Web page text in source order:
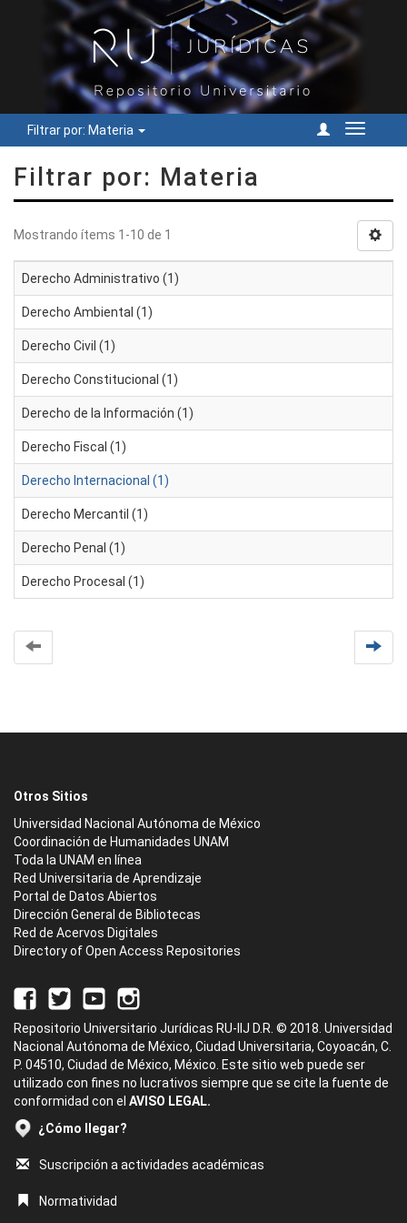
Filtrar por: Materia
Cambiar
Filtrar por: Materia
Mostrando ítems 1-10 de 1
Derecho Administrativo (1)
Derecho Ambiental (1)
Derecho Civil (1)
Derecho Constitucional (1)
Derecho de la Información (1)
Derecho Fiscal (1)
Derecho Internacional (1)
Derecho Mercantil (1)
Derecho Penal (1)
Derecho Procesal (1)
Otros Sitios
Universidad Nacional Autónoma de México
Coordinación de Humanidades UNAM
Toda la UNAM en línea
Red Universitaria de Aprendizaje
Portal de Datos Abiertos
Dirección General de Bibliotecas
Red de Acervos Digitales
Directory of Open Access Repositories
Repositorio Universitario Jurídicas RU-IIJ D.R. © 2018. Universidad
Nacional Autónoma de México, Ciudad Universitaria, Coyoacán, C.
P. 04510, Ciudad de México, México. Este sitio web puede ser
utilizado con fines no lucrativos siempre que se cite la fuente de
conformidad con el AVISO LEGAL.
¿Cómo llegar?
Suscripción a actividades académicas
Normatividad